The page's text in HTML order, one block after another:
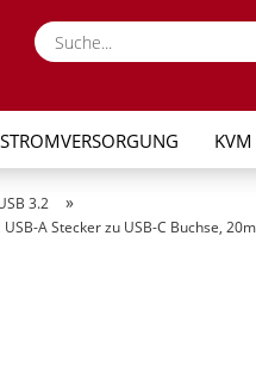
STROMVERSORGUNG KVM
3.2 »
A Stecker zu USB-C Buchse, 20m